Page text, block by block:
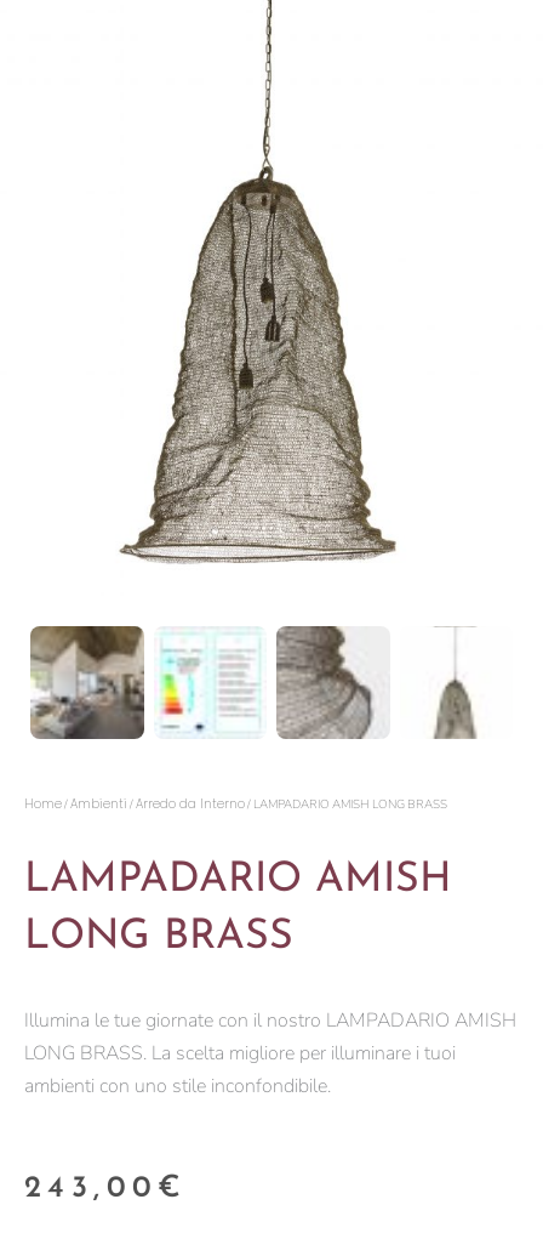
Home/Ambienti /Arredo da Interno/ LAMPADARIO AMISH LONG BRASS
LAMPADARIO AMISH
LONG BRASS
Illumina le tue giornate con il nostro LAMPADARIO AMISH
LONG BRASS. La scelta migliore per illuminare i tuoi
ambienti con uno stile inconfondibile.
243,00 €